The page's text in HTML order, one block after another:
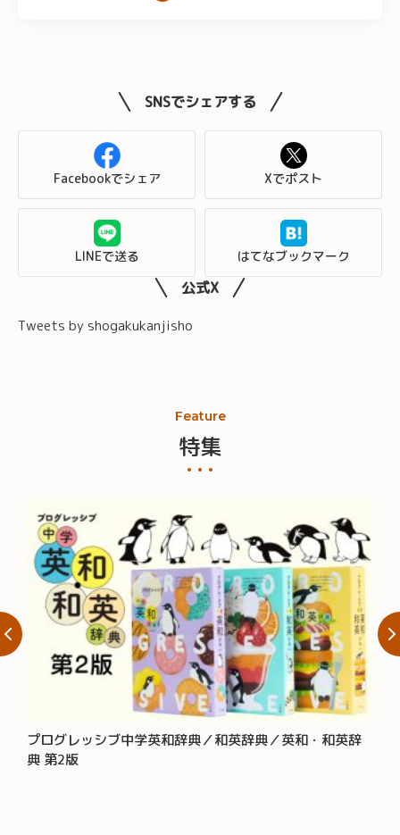
SNSでシェアする
Facebookでシェア Xでポスト
LINEで送る はてなブックマーク
公式X
Tweets by shogakukanjisho
Feature
特集
プログレッシブ中学英和辞典／和英辞典／英和・和英辞
典 第2版